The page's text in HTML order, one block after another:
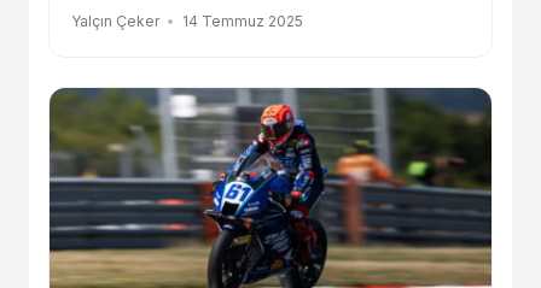
Yalçın Çeker 14 Temmuz 2025